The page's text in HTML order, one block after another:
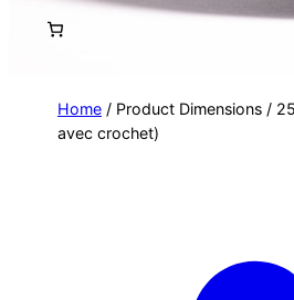
Home / Product Dimensions /
avec crochet)